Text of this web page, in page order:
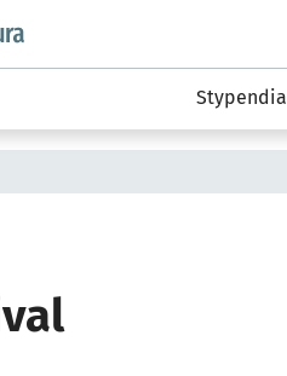
podserwis: Kultura
Stypendia